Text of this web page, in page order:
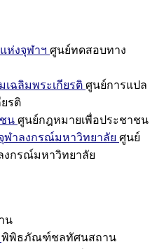
ห่งจุฬาฯ ศูนย์ทดสอบทาง
ฉลิมพระเกียรติ ศูนย์การแปล
รติ
น ศูนย์กฎหมายเพื่อประชาชน
ฬาลงกรณ์มหาวิทยาลัย ศูนย์
งกรณ์มหาวิทยาลัย
น
พิพิธภัณฑ์ชลทัศนสถาน